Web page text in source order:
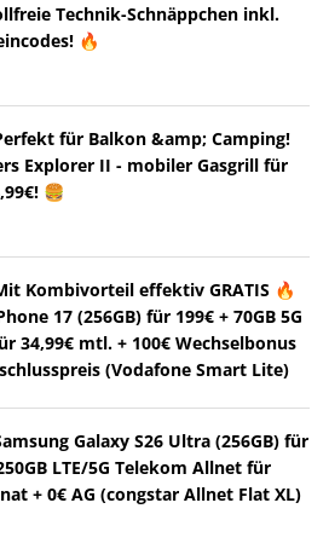
Technik-Schnäppchen inkl.
🔥
für Balkon &amp; Camping!
Explorer II - mobiler Gasgrill für
🍔
Kombivorteil effektiv GRATIS 🔥
17 (256GB) für 199€ + 70GB 5G
34,99€ mtl. + 100€ Wechselbonus
(Vodafone Smart Lite)
Galaxy S26 Ultra (256GB) für
LTE/5G Telekom Allnet für
+ 0€ AG (congstar Allnet Flat XL)